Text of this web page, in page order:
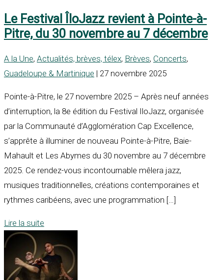
Le Festival ÎloJazz revient à Pointe-à-
Pitre, du 30 novembre au 7 décembre
A la Une, Actualités, brèves, télex, Brèves, Concerts,
Guadeloupe & Martinique | 27 novembre 2025
Pointe-à-Pitre, le 27 novembre 2025 – Après neuf années
d’interruption, la 8e édition du Festival IloJazz, organisée
par la Communauté d’Agglomération Cap Excellence,
s’apprête à illuminer de nouveau Pointe-à-Pitre, Baie-
Mahault et Les Abymes du 30 novembre au 7 décembre
2025. Ce rendez-vous incontournable mêlera jazz,
musiques traditionnelles, créations contemporaines et
rythmes caribéens, avec une programmation […]
Lire la suite